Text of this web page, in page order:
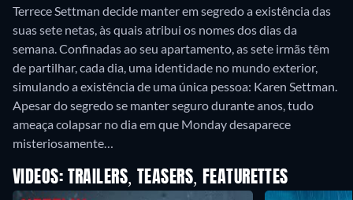
Terrece Settman decide manter em segredo a existência das
suas sete netas, às quais atribui os nomes dos dias da
semana. Confinadas ao seu apartamento, as sete irmãs têm
de partilhar, cada dia, uma identidade no mundo exterior,
simulando a existência de uma única pessoa: Karen Settman.
Apesar do segredo se manter seguro durante anos, tudo
ameaça colapsar no dia em que Monday desaparece
misteriosamente…
VIDEOS: TRAILERS, TEASERS, FEATURETTES